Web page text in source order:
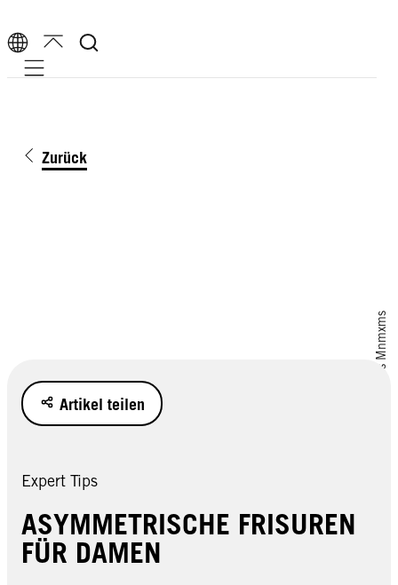
Mobile navigation
Zurück
EyeEm/Grlls Mnmxms
Artikel teilen
Expert Tips
ASYMMETRISCHE FRISUREN
FÜR DAMEN